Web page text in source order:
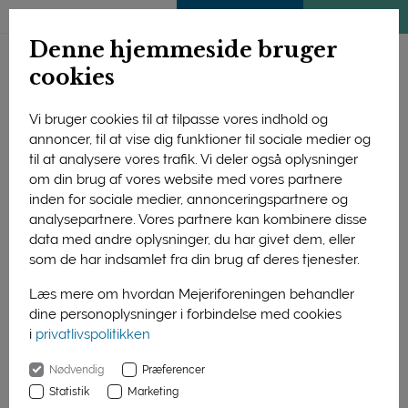
Denne hjemmeside bruger
cookies
Vi bruger cookies til at tilpasse vores indhold og
annoncer, til at vise dig funktioner til sociale medier og
til at analysere vores trafik. Vi deler også oplysninger
om din brug af vores website med vores partnere
inden for sociale medier, annonceringspartnere og
analysepartnere. Vores partnere kan kombinere disse
data med andre oplysninger, du har givet dem, eller
som de har indsamlet fra din brug af deres tjenester.
Læs mere om hvordan Mejeriforeningen behandler
dine personoplysninger i forbindelse med cookies
i privatlivspolitikken
Nødvendig
Præferencer
Statistik
Marketing
Flysjö får stor international mejeripris for klimaarbejde